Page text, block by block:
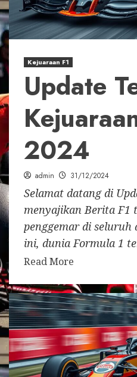
Kejuaraan F1
Update
2024
admin 31/12/2024
Selamat datang di
menyajikan Berita F1
penggemar di seluruh
ini, dunia Formula 1
Read More